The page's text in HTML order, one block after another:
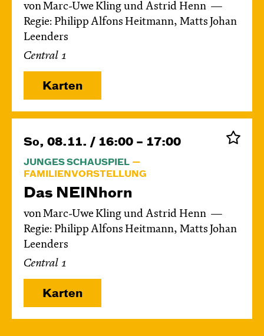
von Marc-Uwe Kling und Astrid Henn
Regie: Philipp Alfons Heitmann, Matts Johan
Leenders
Central 1
Karten
So, 08.11. / 16:00 – 17:00
JUNGES SCHAUSPIEL
FAMILIENVORSTELLUNG
Das NEIN­horn
von Marc-Uwe Kling und Astrid Henn
Regie: Philipp Alfons Heitmann, Matts Johan
Leenders
Central 1
Karten